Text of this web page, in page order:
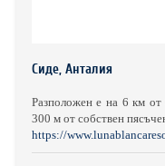
Сиде, Анталия
Разположен е на 6 км
300 м от собствен
https://